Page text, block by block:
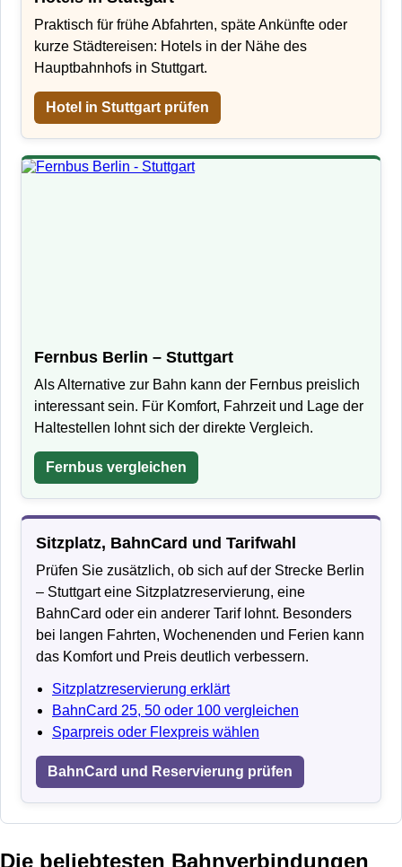
Praktisch für frühe Abfahrten, späte Ankünfte oder
kurze Städtereisen: Hotels in der Nähe des
Hauptbahnhofs in Stuttgart.
Hotel in Stuttgart prüfen
Fernbus Berlin – Stuttgart
Als Alternative zur Bahn kann der Fernbus preislich
interessant sein. Für Komfort, Fahrzeit und Lage der
Haltestellen lohnt sich der direkte Vergleich.
Fernbus vergleichen
Sitzplatz, BahnCard und Tarifwahl
Prüfen Sie zusätzlich, ob sich auf der Strecke Berlin
– Stuttgart eine Sitzplatzreservierung, eine
BahnCard oder ein anderer Tarif lohnt. Besonders
bei langen Fahrten, Wochenenden und Ferien kann
das Komfort und Preis deutlich verbessern.
Sitzplatzreservierung erklärt
BahnCard 25, 50 oder 100 vergleichen
Sparpreis oder Flexpreis wählen
BahnCard und Reservierung prüfen
Die beliebtesten Bahnverbindungen